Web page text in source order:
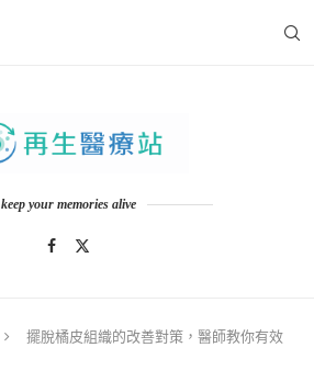
keep your memories alive
擺脫橘皮組織的改善對策，醫師教你有效